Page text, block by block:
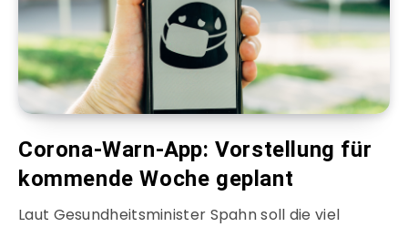
Corona-Warn-App: Vorstellung für
kommende Woche geplant
Laut Gesundheitsminister Spahn soll die viel